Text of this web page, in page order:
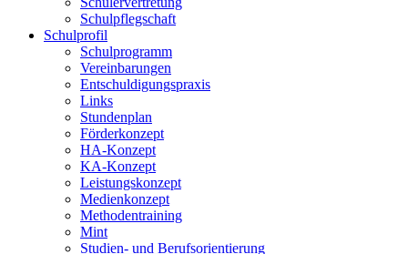
Schulpflegschaft
Schulprofil
Schulprogramm
Vereinbarungen
Entschuldigungspraxis
Links
Stundenplan
Förderkonzept
HA-Konzept
KA-Konzept
Leistungskonzept
Medienkonzept
Methodentraining
Mint
Studien- und Berufsorientierung